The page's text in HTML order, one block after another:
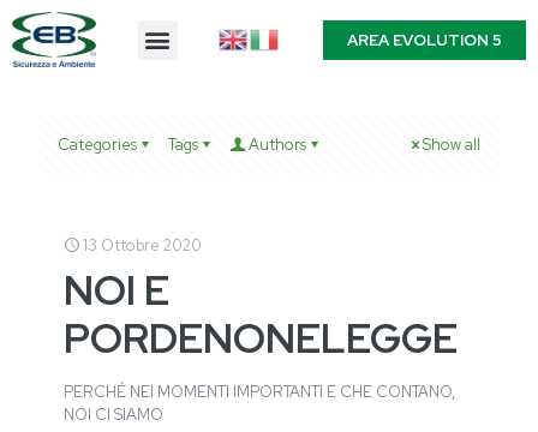
AREA EVOLUTION 5
Categories Tags Authors Show all
13 Ottobre 2020
NOI E
PORDENONELEGGE
PERCHÉ NEI MOMENTI IMPORTANTI E CHE CONTANO,
NOI CI SIAMO